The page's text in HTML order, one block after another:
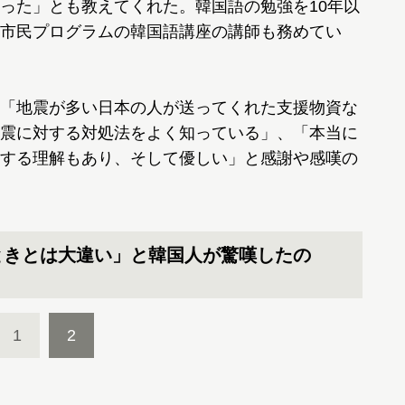
た」とも教えてくれた。韓国語の勉強を10年以
民プログラムの韓国語講座の講師も務めてい
震が多い日本の人が送ってくれた支援物資な
に対する対処法をよく知っている」、「本当に
る理解もあり、そして優しい」と感謝や感嘆の
とは大違い」と韓国人が驚嘆したの
1 2